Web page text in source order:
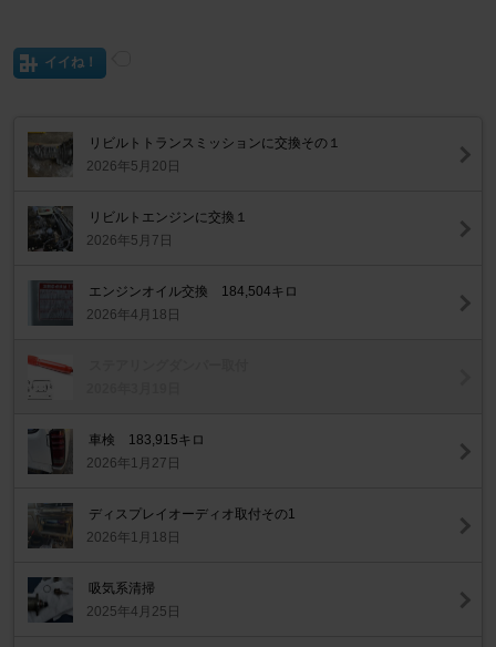
イイね！
リビルトトランスミッションに交換その１
2026年5月20日
リビルトエンジンに交換１
2026年5月7日
エンジンオイル交換 184,504キロ
2026年4月18日
車検 183,915キロ
2026年1月27日
ディスプレイオーディオ取付その1
2026年1月18日
吸気系清掃
2025年4月25日